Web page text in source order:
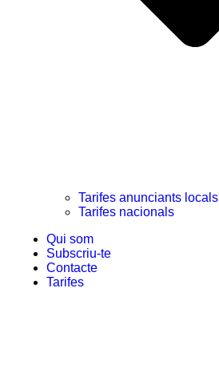
Tarifes anunciants locals
Tarifes nacionals
Qui som
Subscriu-te
Contacte
Tarifes